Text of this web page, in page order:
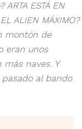
ESTÁ EN
ALIEN MÁXIMO?
montón de
eran unos
más naves. Y
al bando